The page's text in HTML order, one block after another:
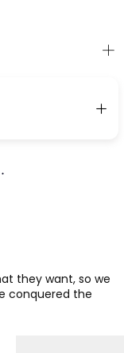
they want, so we
conquered the